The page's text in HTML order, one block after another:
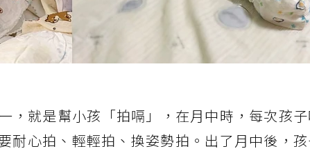
，就是幫小孩「拍嗝」，在月中時，每次孩子
心拍、輕輕拍、換姿勢拍。出了月中後，